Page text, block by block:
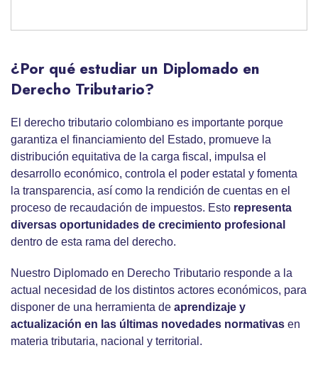
¿Por qué estudiar un Diplomado en
Derecho Tributario?
El derecho tributario colombiano es importante porque
garantiza el financiamiento del Estado, promueve la
distribución equitativa de la carga fiscal, impulsa el
desarrollo económico, controla el poder estatal y fomenta
la transparencia, así como la rendición de cuentas en el
proceso de recaudación de impuestos. Esto representa
diversas oportunidades de crecimiento profesional
dentro de esta rama del derecho.
Nuestro Diplomado en Derecho Tributario responde a la
actual necesidad de los distintos actores económicos, para
disponer de una herramienta de aprendizaje y
actualización en las últimas novedades normativas en
materia tributaria, nacional y territorial.